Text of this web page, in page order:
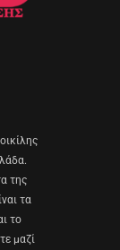
της
τα
το
μαζί